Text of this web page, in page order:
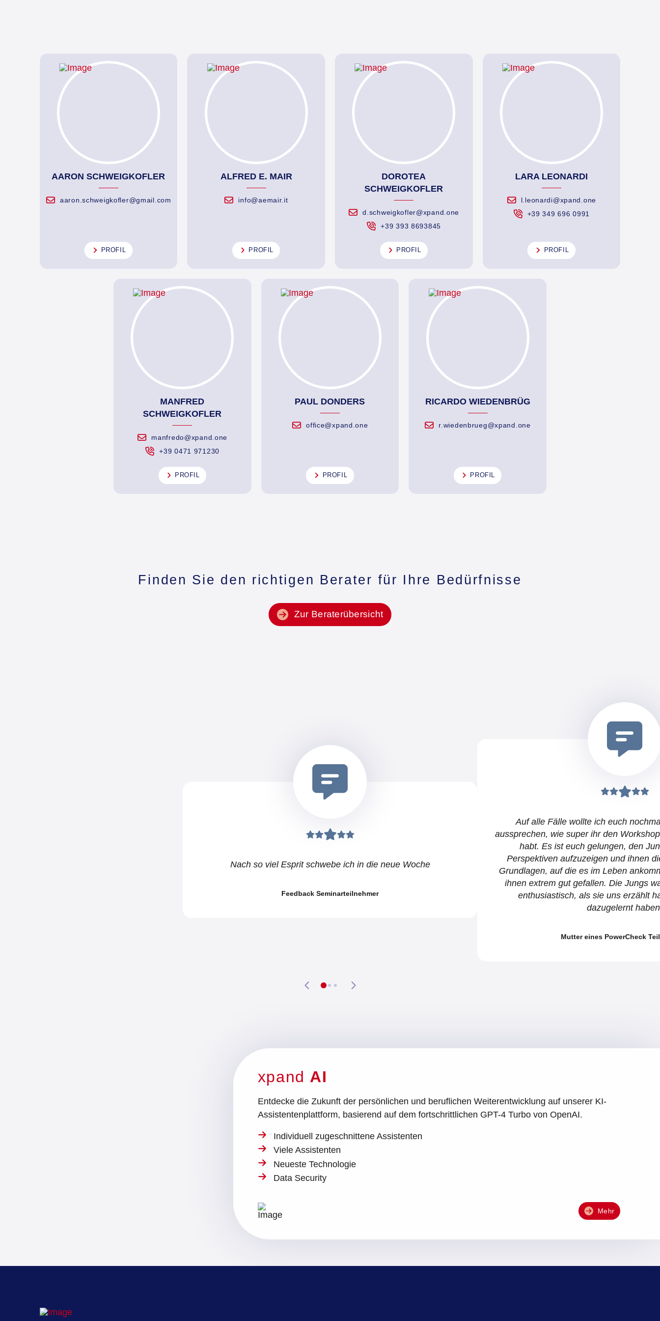
AARON SCHWEIGKOFLER
aaron.schweigkofler@gmail.com
PROFIL
ALFRED E. MAIR
info@aemair.it
PROFIL
DOROTEA
SCHWEIGKOFLER
d.schweigkofler@xpand.one
+39 393 8693845
PROFIL
LARA LEONARDI
l.leonardi@xpand.one
‎‪+39 349 696 0991‬
PROFIL
MANFRED
SCHWEIGKOFLER
manfredo@xpand.one
+39 0471 971230
PROFIL
PAUL DONDERS
office@xpand.one
PROFIL
RICARDO WIEDENBRÜG
r.wiedenbrueg@xpand.one
PROFIL
Finden Sie den richtigen Berater für Ihre Bedürfnisse
Zur Beraterübersicht
Nach so viel Esprit schwebe ich in die neue Woche
Feedback Seminarteilnehmer
Auf alle Fälle wollte ich euch
aussprechen, wie super ihr den
habt. Es ist euch gelungen, den
Perspektiven aufzuzeigen und ihnen
Grundlagen, auf die es im Leben
ihnen extrem gut gefallen. Die Jungs
enthusiastisch, als sie uns erzählt
dazugelernt
Mutter eines PowerCheck
0 1 2
xpand AI
Entdecke die Zukunft der persönlichen und beruflichen Weiterentwicklung auf unserer KI-
Assistentenplattform, basierend auf dem fortschrittlichen GPT-4 Turbo von OpenAI.
Individuell zugeschnittene Assistenten
Viele Assistenten
Neueste Technologie
Data Security
Mehr